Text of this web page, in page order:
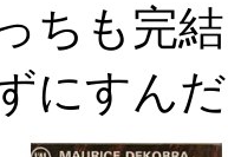
ちも完
にすん